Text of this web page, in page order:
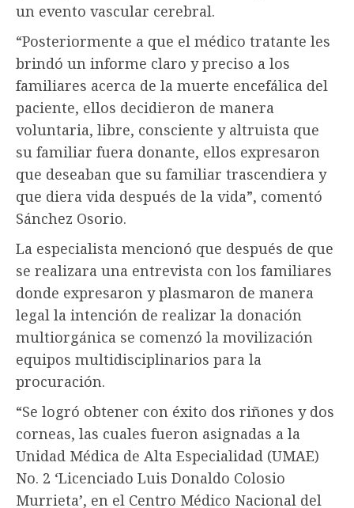
un evento vascular cerebral.
“Posteriormente a que el médico tratante les
brindó un informe claro y preciso a los
familiares acerca de la muerte encefálica del
paciente, ellos decidieron de manera
voluntaria, libre, consciente y altruista que
su familiar fuera donante, ellos expresaron
que deseaban que su familiar trascendiera y
que diera vida después de la vida”, comentó
Sánchez Osorio.
La especialista mencionó que después de que
se realizara una entrevista con los familiares
donde expresaron y plasmaron de manera
legal la intención de realizar la donación
multiorgánica se comenzó la movilización
equipos multidisciplinarios para la
procuración.
“Se logró obtener con éxito dos riñones y dos
corneas, las cuales fueron asignadas a la
Unidad Médica de Alta Especialidad (UMAE)
No. 2 ‘Licenciado Luis Donaldo Colosio
Murrieta’, en el Centro Médico Nacional del